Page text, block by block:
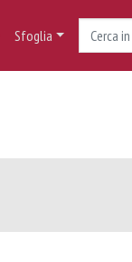
Sfoglia